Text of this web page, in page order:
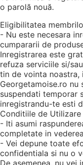
o parolă nouă.
Eligibilitatea
- Nu este necesara
cumpararii de
Inregistrarea este
refuza serviciile si/
tin de vointa noastra,
Georgetamoise.ro
suspendati temporar
inregistrandu-te esti
Conditiile de Utilizare
- Iti asumi
completate in
- Vei depune toate
confidentiala si nu o